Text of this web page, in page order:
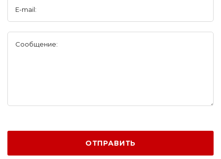
E-mail:
Сообщение:
ОТПРАВИТЬ